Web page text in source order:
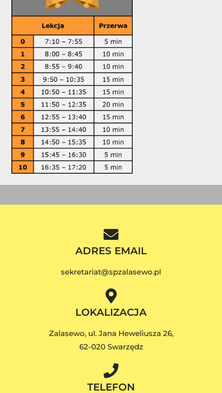
ADRES EMAIL
sekretariat@spzalasewo.pl
LOKALIZACJA
Zalasewo, ul. Jana Heweliusza 26,
62-020 Swarzędz
TELEFON